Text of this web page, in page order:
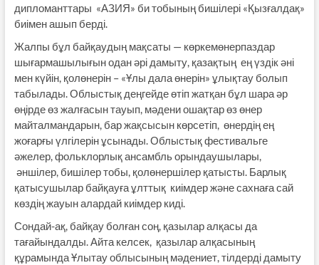
дипломанттары «АЗИЯ» би тобының бишілері «Қызғалдақ»
биімен ашып берді.
Жалпы бұл байқаудың мақсаты — көркемөнерпаздар
шығармашылығын одан әрі дамыту, қазақтың ең үздік әні
мен күйін, қолөнерін – «Ұлы дала өнерін» ұлықтау болып
табылады. Облыстық деңгейде өтіп жатқан бұл шара әр
өңірде өз жалғасын тауып, мәдени ошақтар өз өнер
майталмандарын, бар жақсысын көрсетіп, өнердің ең
жоғарғы үлгілерін ұсынады. Облыстық фестивальге
әжелер, фольклорлық ансамбль орындаушылары,
әншілер, бишілер тобы, қолөнершілер қатысты. Барлық
қатысушылар байқауға ұлттық киімдер және сахнаға сай
көздің жауын алардай киімдер киді.
Сондай-ақ, байқау болған соң, қазылар алқасы да
тағайындалды. Айта келсек, қазылар алқасының
құрамында Ұлытау облысының мәдениет, тілдерді дамыту